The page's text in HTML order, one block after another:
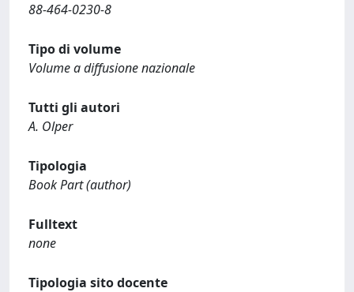
88-464-0230-8
Tipo di volume
Volume a diffusione nazionale
Tutti gli autori
A. Olper
Tipologia
Book Part (author)
Fulltext
none
Tipologia sito docente